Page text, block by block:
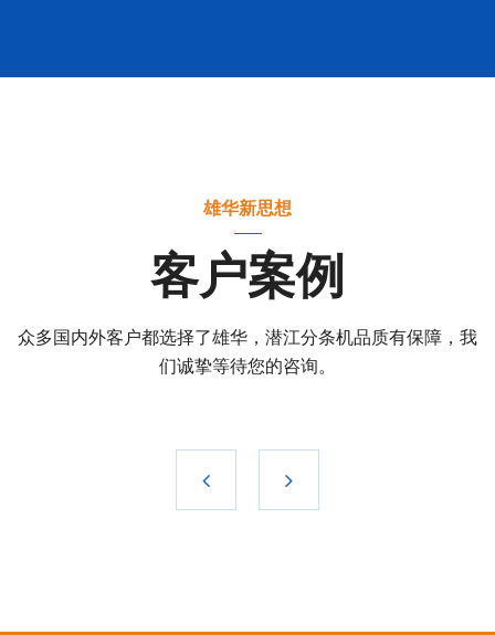
雄华新思想
客户案例
众多国内外客户都选择了雄华，潜江分条机品质有保障，我
们诚挚等待您的咨询。